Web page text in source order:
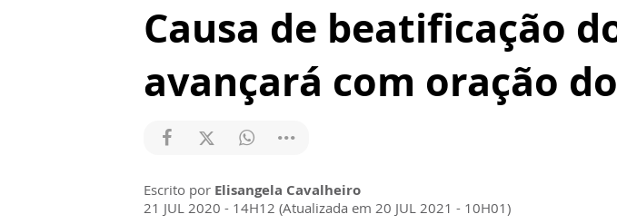
Causa de beatificação
avançará com oração
Escrito por Elisangela Cavalheiro
21 JUL 2020 - 14H12 (Atualizada em 20 JUL 2021 - 10H01)